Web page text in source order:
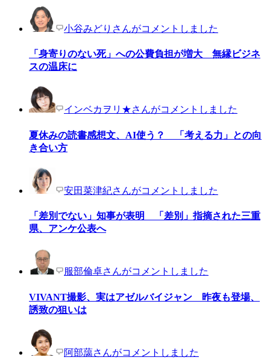
小谷みどりさんがコメントしました
「身寄りのない死」への公費負担が増大 無縁ビジネ
スの温床に
インベカヲリ★さんがコメントしました
夏休みの読書感想文、AI使う？ 「考える力」との向
き合い方
安田菜津紀さんがコメントしました
「差別でない」知事が表明 「差別」指摘された三重
県、アンケ公表へ
服部倫卓さんがコメントしました
VIVANT撮影、実はアゼルバイジャン 昨夜も登場、
誘致の狙いは
阿部藹さんがコメントしました